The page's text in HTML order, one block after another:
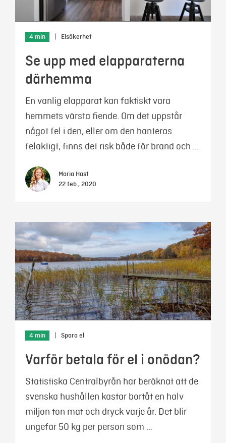
4 min Elsäkerhet
Se upp med elapparaterna
därhemma
En vanlig elapparat kan faktiskt vara
hemmets värsta fiende. Om det uppstår
något fel i den, eller om den hanteras
felaktigt, finns det risk både för brand och …
Maria Hast
22 feb., 2020
4 min Spara el
Varför betala för el i onödan?
Statistiska Centralbyrån har beräknat att de
svenska hushållen kastar bortåt en halv
miljon ton mat och dryck varje år. Det blir
ungefär 50 kg per person som …